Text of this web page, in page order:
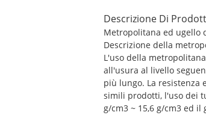
Descrizione Di
Metropolitana ed ugello
Descrizione della
L'uso della
all'usura al livello
più lungo. La resistenza
simili prodotti, l'uso dei
g/cm3 ~ 15,6 g/cm3 ed il